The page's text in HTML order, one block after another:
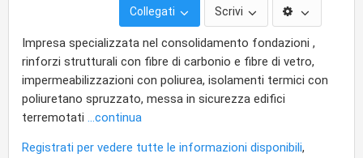
Collegati Scrivi
Impresa specializzata nel consolidamento fondazioni ,
rinforzi strutturali con fibre di carbonio e fibre di vetro,
impermeabilizzazioni con poliurea, isolamenti termici con
poliuretano spruzzato, messa in sicurezza edifici
terremotati ...continua
Registrati per vedere tutte le informazioni disponibili,